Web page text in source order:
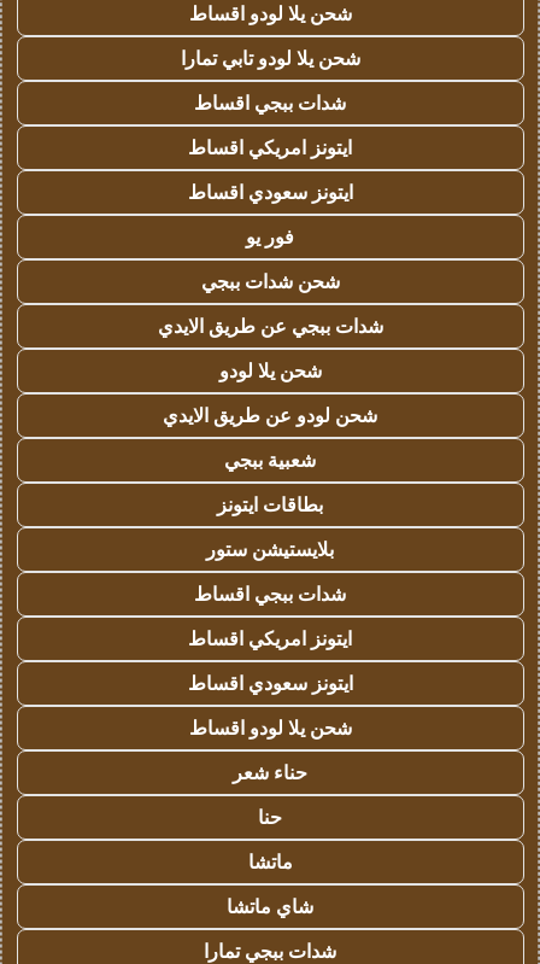
شحن يلا لودو اقساط
شحن يلا لودو تابي تمارا
شدات ببجي اقساط
ايتونز امريكي اقساط
ايتونز سعودي اقساط
فور يو
شحن شدات ببجي
شدات ببجي عن طريق الايدي
شحن يلا لودو
شحن لودو عن طريق الايدي
شعبية ببجي
بطاقات ايتونز
بلايستيشن ستور
شدات ببجي اقساط
ايتونز امريكي اقساط
ايتونز سعودي اقساط
شحن يلا لودو اقساط
حناء شعر
حنا
ماتشا
شاي ماتشا
شدات ببجي تمارا